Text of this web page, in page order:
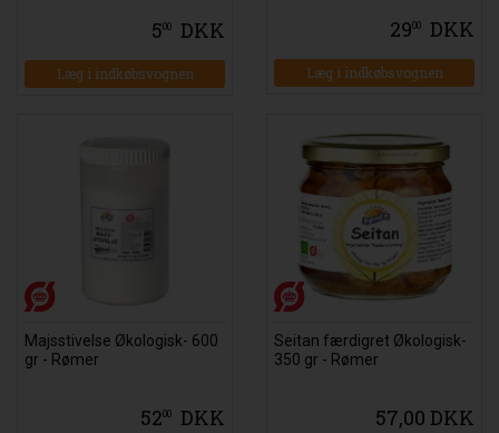
500 DKK
Læg i indkøbsvognen
2900 DKK
Læg i indkøbsvognen
Majsstivelse Økologisk- 600
gr - Rømer
5200 DKK
Seitan færdigret Økologisk-
350 gr - Rømer
57,00 DKK